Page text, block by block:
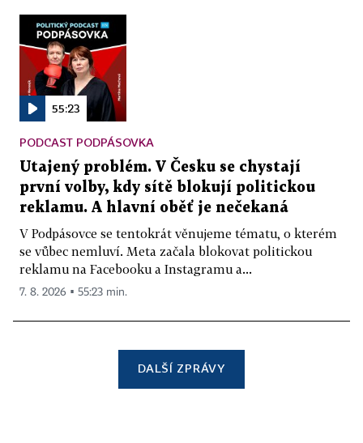
55:23
PODCAST PODPÁSOVKA
Utajený problém. V Česku se chystají
první volby, kdy sítě blokují politickou
reklamu. A hlavní oběť je nečekaná
V Podpásovce se tentokrát věnujeme tématu, o kterém
se vůbec nemluví. Meta začala blokovat politickou
reklamu na Facebooku a Instagramu a...
7. 8. 2026 ▪ 55:23 min.
DALŠÍ ZPRÁVY